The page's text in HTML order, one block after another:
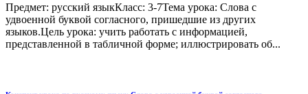
Предмет: русский языкКласс: 3-7Тема урока: Слова с
удвоенной буквой согласного, пришедшие из других
языков.Цель урока: учить работать с информацией,
представленной в табличной форме; иллюстрировать об...